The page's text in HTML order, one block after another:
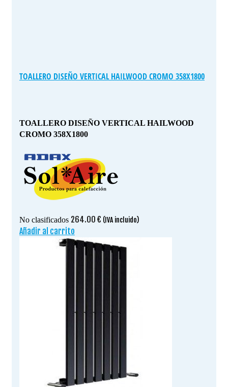
TOALLERO DISEÑO VERTICAL HAILWOOD CROMO 358X1800
TOALLERO DISEÑO VERTICAL HAILWOOD
CROMO 358X1800
No clasificados 264.00 € (IVA incluido)
Añadir al carrito